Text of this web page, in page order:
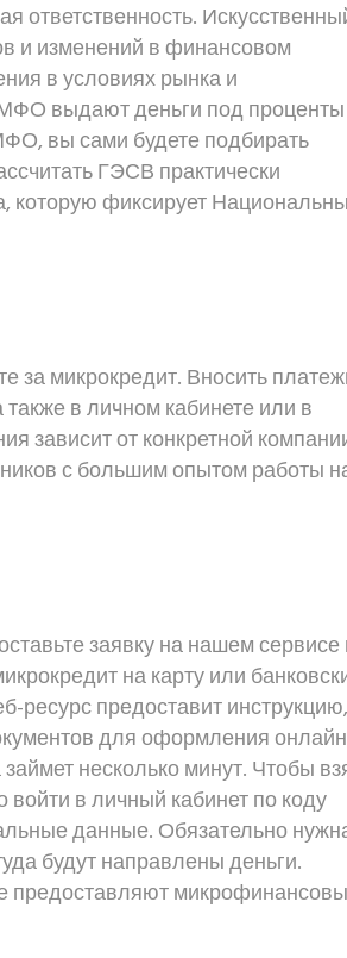
ответственность.
и изменений в финансовом
в условиях рынка и
МФО выдают деньги под
вы сами будете подбирать
ГЭСВ практически
которую фиксирует
за микрокредит. Вносить
в личном кабинете или в
зависит от конкретной
с большим опытом работы
заявку на нашем сервисе
на карту или
ресурс предоставит инструкцию,
для оформления онлайн
несколько минут. Чтобы
в личный кабинет по коду
данные. Обязательно
будут направлены деньги.
предоставляют